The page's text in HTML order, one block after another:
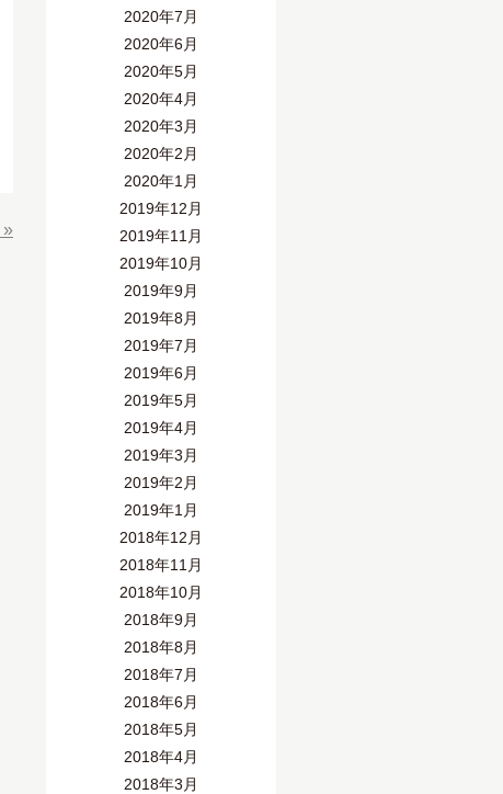
»
2020年7月
2020年6月
2020年5月
2020年4月
2020年3月
2020年2月
2020年1月
2019年12月
2019年11月
2019年10月
2019年9月
2019年8月
2019年7月
2019年6月
2019年5月
2019年4月
2019年3月
2019年2月
2019年1月
2018年12月
2018年11月
2018年10月
2018年9月
2018年8月
2018年7月
2018年6月
2018年5月
2018年4月
2018年3月